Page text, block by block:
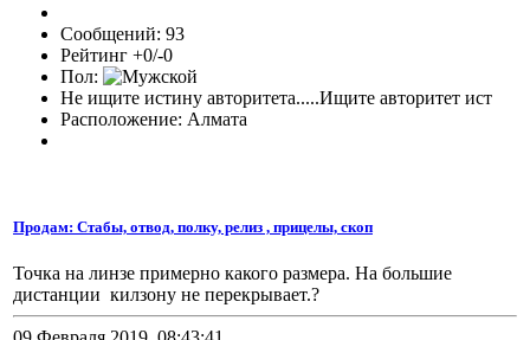
Сообщений: 93
Рейтинг +0/-0
Пол:
Не ищите истину авторитета.....Ищите авторитет ист
Расположение: Алмата
Продам: Стабы, отвод, полку, релиз , прицелы, скоп
Точка на линзе примерно какого размера. На большие
дистанции килзону не перекрывает.?